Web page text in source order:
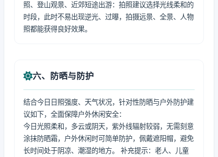
照、登山观景、近郊短途出游：拍照建议选择光线柔和的
时段，此时不易出现逆光、过曝，拍摄远景、全景、人物
照都能获得良好效果。
六、防晒与防护
结合今日日照强度、天气状况，针对性防晒与户外防护建
议如下，全面保障户外休闲安全：
今日光照柔和，多云或阴天，紫外线辐射较弱，无需刻意
涂抹防晒霜，户外休闲时可简单防护，佩戴遮阳帽，避免
长时间处于阴凉、潮湿的地方。 补充提示：老人、儿童